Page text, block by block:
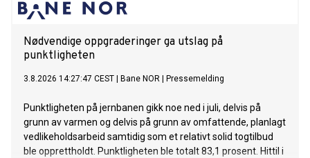
Nødvendige oppgraderinger ga utslag på
punktligheten
3.8.2026 14:27:47 CEST Bane NOR Pressemelding
Punktligheten på jernbanen gikk noe ned i juli, delvis på
grunn av varmen og delvis på grunn av omfattende, planlagt
vedlikeholdsarbeid samtidig som et relativt solid togtilbud
ble opprettholdt. Punktligheten ble totalt 83,1 prosent. Hittil i